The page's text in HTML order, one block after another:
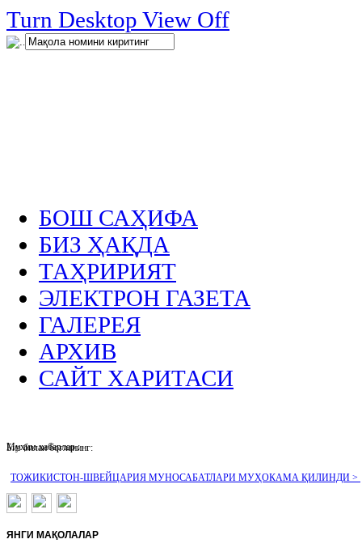
Turn Desktop View Off
.
БОШ САҲИФА
БИЗ ҲАҚДА
ТАҲРИРИЯТ
ЭЛЕКТРОН ГАЗЕТА
ГАЛЕРЕЯ
АРХИВ
САЙТ ХАРИТАСИ
Муҳим хабарлар :
ТОЖИКИСТОН-ШВЕЙЦАРИЯ МУНОСАБАТЛАРИ МУҲОКАМА ҚИЛИНДИ >
Биз билан боғланинг:
ЯНГИ МАҚОЛАЛАР